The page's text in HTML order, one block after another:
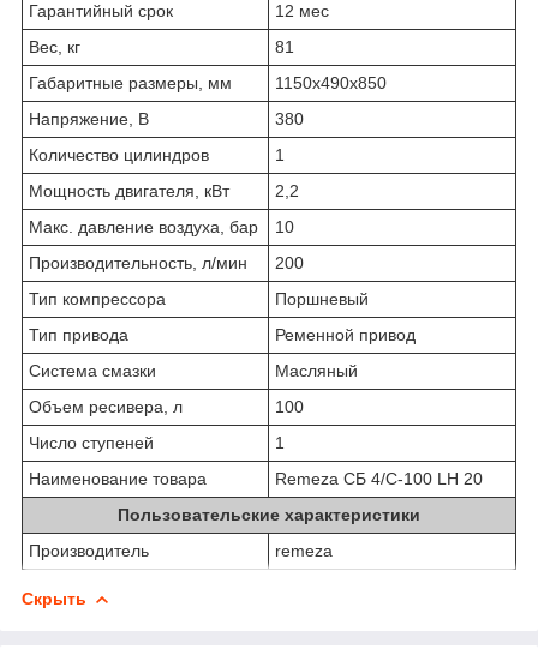
Гарантийный срок
12 мес
Вес, кг
81
Габаритные размеры, мм
1150x490x850
Напряжение, В
380
Количество цилиндров
1
Мощность двигателя, кВт
2,2
Макс. давление воздуха, бар
10
Производительность, л/мин
200
Тип компрессора
Поршневый
Тип привода
Ременной привод
Система смазки
Масляный
Объем ресивера, л
100
Число ступеней
1
Наименование товара
Remeza СБ 4/С-100 LH 20
Пользовательские характеристики
Производитель
remeza
Скрыть